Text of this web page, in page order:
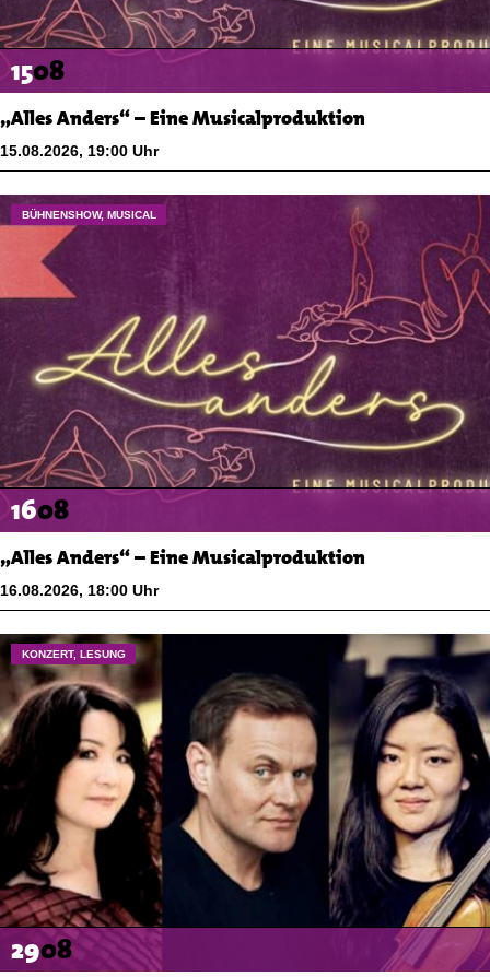
1508
„Alles Anders“ – Eine Musicalproduktion
15.08.2026, 19:00 Uhr
BÜHNENSHOW, MUSICAL
1608
„Alles Anders“ – Eine Musicalproduktion
16.08.2026, 18:00 Uhr
KONZERT, LESUNG
2908